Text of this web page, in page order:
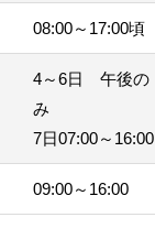
08:00～17:00頃
4～6日 午後の
み
7日07:00～16:00
09:00～16:00